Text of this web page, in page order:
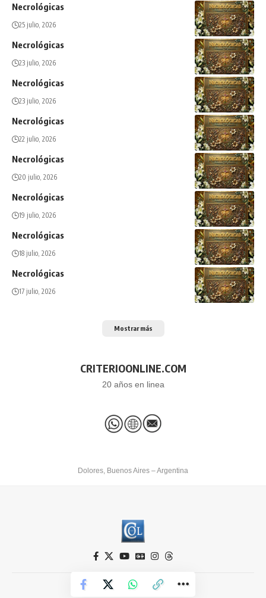
Necrológicas
25 julio, 2026
Necrológicas
23 julio, 2026
Necrológicas
23 julio, 2026
Necrológicas
22 julio, 2026
Necrológicas
20 julio, 2026
Necrológicas
19 julio, 2026
Necrológicas
18 julio, 2026
Necrológicas
17 julio, 2026
Mostrar más
CRITERIOONLINE.COM
20 años en linea
Dolores, Buenos Aires – Argentina
Criterio Online © 2026